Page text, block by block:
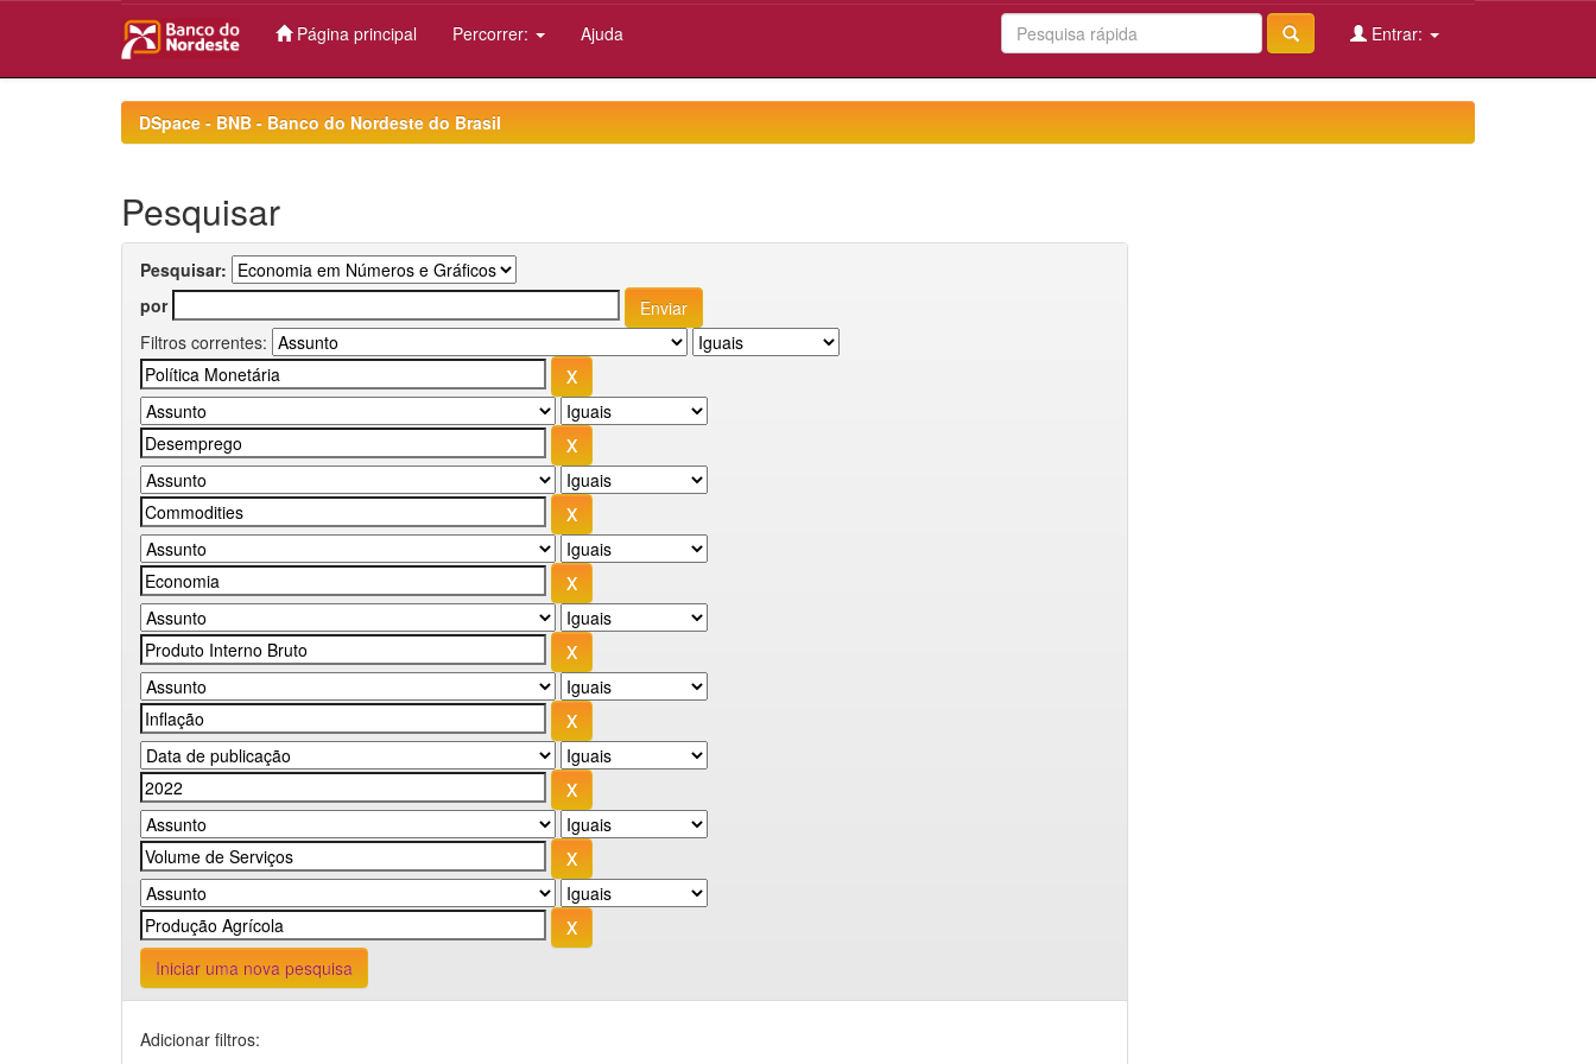
Página principal Percorrer: Ajuda Entrar:
DSpace - BNB - Banco do Nordeste do Brasil
Pesquisar
Pesquisar:
por
Filtros correntes:
Iniciar uma nova pesquisa
Adicionar filtros: